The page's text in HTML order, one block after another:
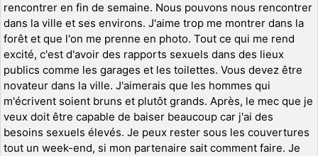
rencontrer en fin de semaine. Nous pouvons nous rencontrer
dans la ville et ses environs. J'aime trop me montrer dans la
forêt et que l'on me prenne en photo. Tout ce qui me rend
excité, c'est d'avoir des rapports sexuels dans des lieux
publics comme les garages et les toilettes. Vous devez être
novateur dans la ville. J'aimerais que les hommes qui
m'écrivent soient bruns et plutôt grands. Après, le mec que je
veux doit être capable de baiser beaucoup car j'ai des
besoins sexuels élevés. Je peux rester sous les couvertures
tout un week-end, si mon partenaire sait comment faire. Je